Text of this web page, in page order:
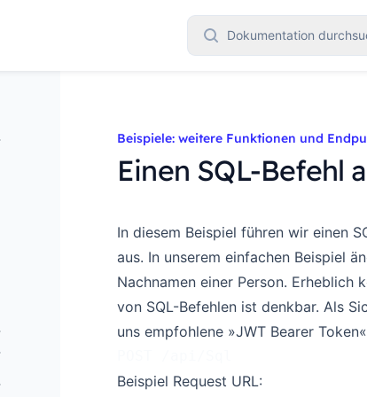
Dokumentation
Beispiele: weitere Funktionen und
Einen SQL-Befehl
In diesem Beispiel führen wir einen
aus. In unserem einfachen Beispiel
Nachnamen einer Person. Erheblich
von SQL-Befehlen ist denkbar. Als
uns empfohlene »JWT Bearer
Beispiel Request URL: